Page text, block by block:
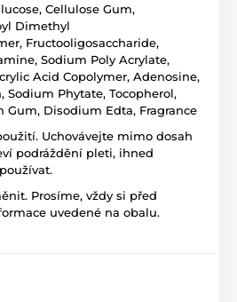
Cellulose Gum,
Dimethyl
Fructooligosaccharide,
Sodium Poly Acrylate,
Acid Copolymer, Adenosine,
Sodium Phytate, Tocopherol,
Gum, Disodium Edta, Fragrance
Uchovávejte mimo dosah
podráždění pleti, ihned
Prosíme, vždy si před
uvedené na obalu.